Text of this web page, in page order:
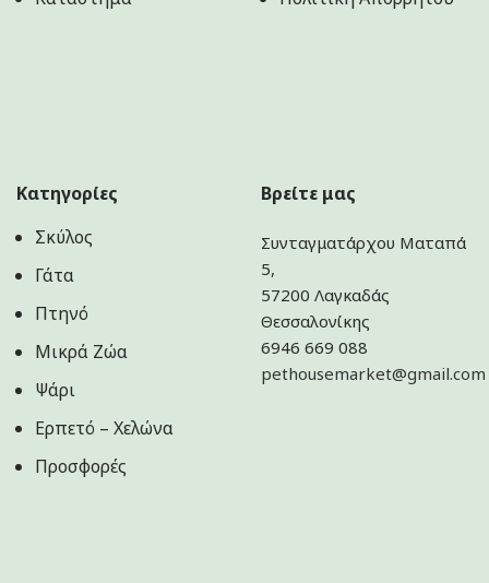
Κατηγορίες
Σκύλος
Γάτα
Πτηνό
Μικρά Ζώα
Ψάρι
Ερπετό – Χελώνα
Προσφορές
Βρείτε μας
Συνταγματάρχου Ματαπά
5,
57200 Λαγκαδάς
Θεσσαλονίκης
6946 669 088
pethousemarket@gmail.com